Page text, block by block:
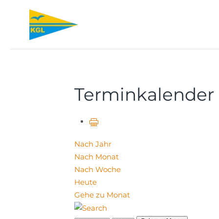
Zum Hauptinhalt springen
Terminkalender
Nach Jahr
Nach Monat
Nach Woche
Heute
Gehe zu Monat